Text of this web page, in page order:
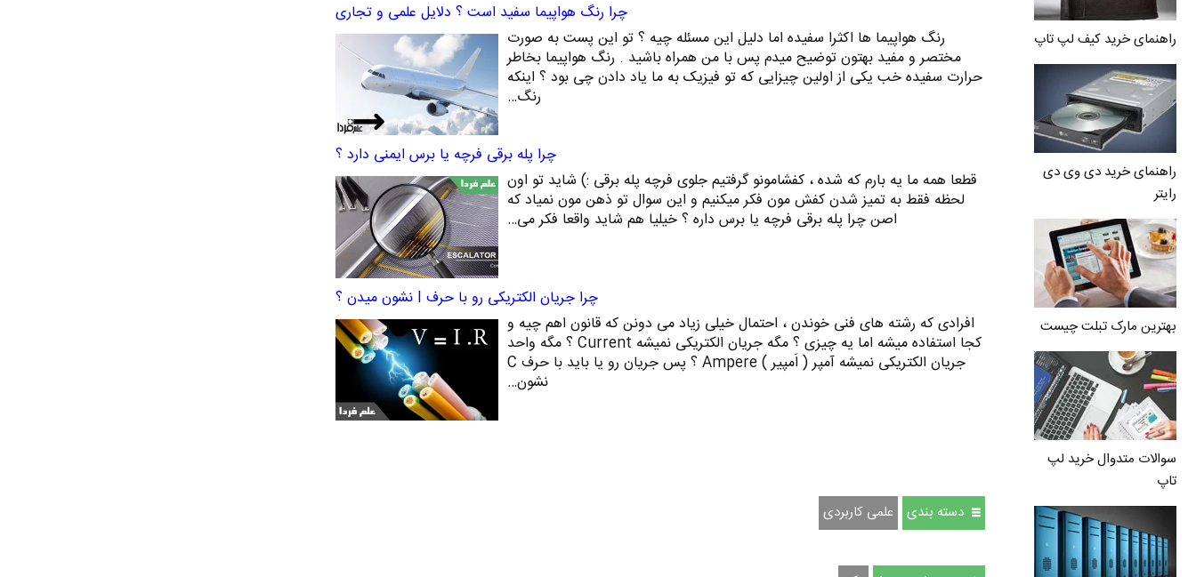
راهنمای خرید کیف لپ تاپ
راهنمای خرید دی وی دی
رایتر
بهترین مارک تبلت چیست
سوالات متدوال خرید لپ
تاپ
چرا رنگ هواپیما سفید است ؟ دلایل علمی و تجاری
رنگ هواپیما ها اکثرا سفیده اما دلیل این مسئله چیه ؟ تو این پست به صورت
مختصر و مفید بهتون توضیح میدم پس با من همراه باشید . رنگ هواپیما بخاطر
حرارت سفیده خب یکی از اولین چیزایی که تو فیزیک به ما یاد دادن چی بود ؟ اینکه
رنگ…
چرا پله برقی فرچه یا برس ایمنی دارد ؟
قطعا همه ما یه بارم که شده ، کفشامونو گرفتیم جلوی فرچه پله برقی :) شاید تو اون
لحظه فقط به تمیز شدن کفش مون فکر میکنیم و این سوال تو ذهن مون نمیاد که
اصن چرا پله برقی فرچه یا برس داره ؟ خیلیا هم شاید واقعا فکر می…
چرا جریان الکتریکی رو با حرف I نشون میدن ؟
افرادی که رشته های فنی خوندن ، احتمال خیلی زیاد می دونن که قانون اهم چیه و
کجا استفاده میشه اما یه چیزی ؟ مگه جریان الکتریکی نمیشه Current ؟ مگه واحد
جریان الکتریکی نمیشه آمپر ( اَمپیر ) Ampere ؟ پس جریان رو یا باید با حرف C
نشون…
دسته بندی علمی کاربردی